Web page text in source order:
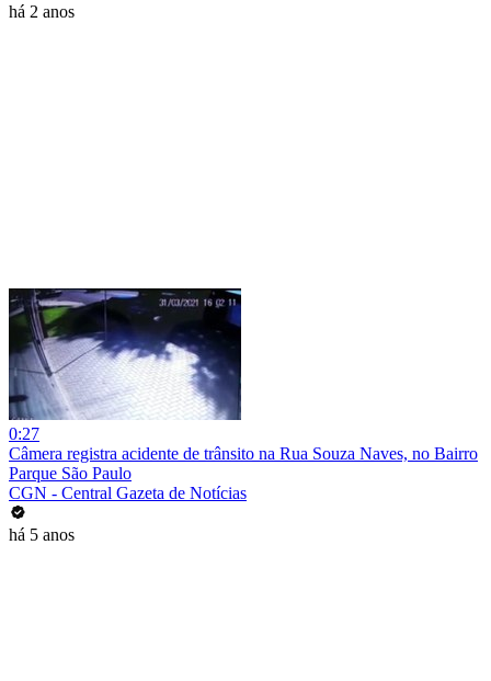
há 2 anos
0:27
Câmera registra acidente de trânsito na Rua Souza Naves, no Bairro
Parque São Paulo
CGN - Central Gazeta de Notícias
há 5 anos